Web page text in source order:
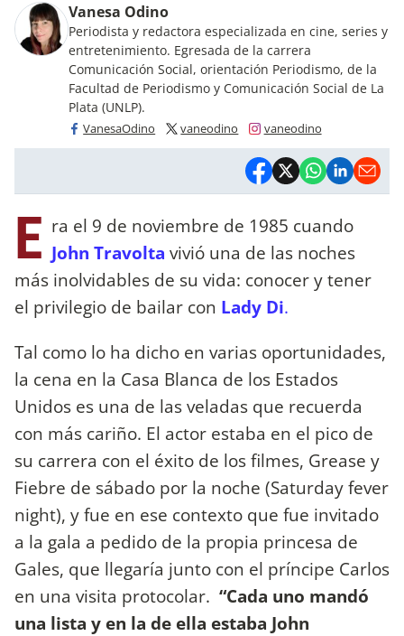
Vanesa Odino
Periodista y redactora especializada en cine, series y
entretenimiento. Egresada de la carrera
Comunicación Social, orientación Periodismo, de la
Facultad de Periodismo y Comunicación Social de La
Plata (UNLP).
VanesaOdino vaneodino vaneodino
E ra el 9 de noviembre de 1985 cuando
John Travolta vivió una de las noches
más inolvidables de su vida: conocer y tener
el privilegio de bailar con Lady Di.
Tal como lo ha dicho en varias oportunidades,
la cena en la Casa Blanca de los Estados
Unidos es una de las veladas que recuerda
con más cariño. El actor estaba en el pico de
su carrera con el éxito de los filmes, Grease y
Fiebre de sábado por la noche (Saturday fever
night), y fue en ese contexto que fue invitado
a la gala a pedido de la propia princesa de
Gales, que llegaría junto con el príncipe Carlos
en una visita protocolar. “Cada uno mandó
una lista y en la de ella estaba John